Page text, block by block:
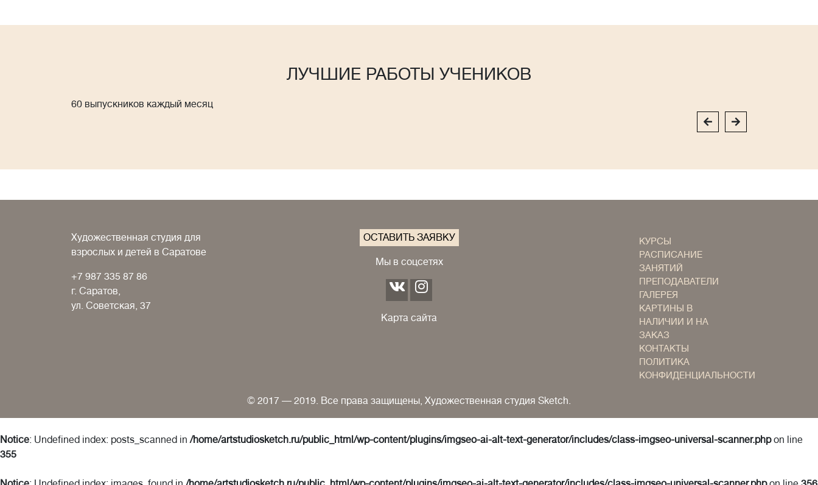
ЛУЧШИЕ РАБОТЫ УЧЕНИКОВ
60 выпускников каждый месяц
Художественная студия для
взрослых и детей в Саратове
+7 987 335 87 86
г. Саратов,
ул. Советская, 37
ОСТАВИТЬ ЗАЯВКУ
Мы в соцсетях
Карта сайта
КУРСЫ
РАСПИСАНИЕ
ЗАНЯТИЙ
ПРЕПОДАВАТЕЛИ
ГАЛЕРЕЯ
КАРТИНЫ В
НАЛИЧИИ И НА
ЗАКАЗ
КОНТАКТЫ
ПОЛИТИКА
КОНФИДЕНЦИАЛЬНОСТИ
© 2017 — 2019. Все права защищены, Художественная студия Sketch.
Notice: Undefined index: posts_scanned in /home/artstudiosketch.ru/public_html/wp-content/plugins/imgseo-ai-alt-text-generator/includes/class-imgseo-universal-scanner.phpon line
355